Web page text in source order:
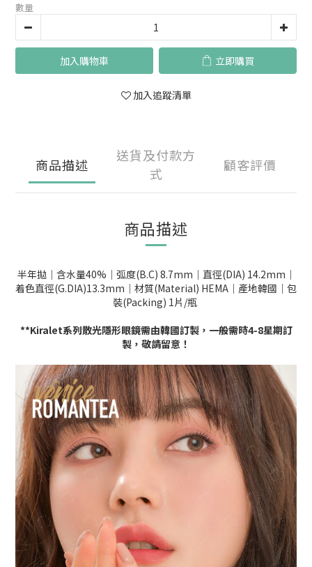
數量
加入購物車 立即購買
加入追蹤清單
商品描述
送貨及付款方
式
顧客評價
商品描述
半年拋｜含水量40%｜弧度(B.C) 8.7mm｜直徑(DIA) 14.2mm｜
着色直徑(G.DIA)13.3mm｜材質(Material) HEMA｜產地韓國｜包
裝(Packing) 1片/瓶
**Kiralet系列散光隱形眼鏡需由韓國訂製，一般需時4-8星期訂
製，敬請留意！